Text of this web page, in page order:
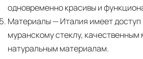
одновременно красивы и
Материалы— Италия имеет
муранскому стеклу, качественным
натуральным материалам.